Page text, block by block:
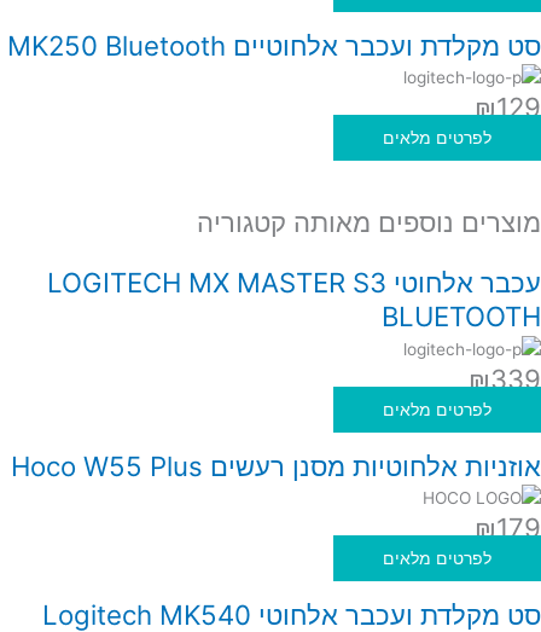
סט מקלדת ועכבר אלחוטיים MK250 Bluetooth
₪129
לפרטים מלאים
מוצרים נוספים מאותה קטגוריה
עכבר אלחוטי LOGITECH MX MASTER S3
BLUETOOTH
₪339
לפרטים מלאים
אוזניות אלחוטיות מסנן רעשים Hoco W55 Plus
₪179
לפרטים מלאים
סט מקלדת ועכבר אלחוטי Logitech MK540